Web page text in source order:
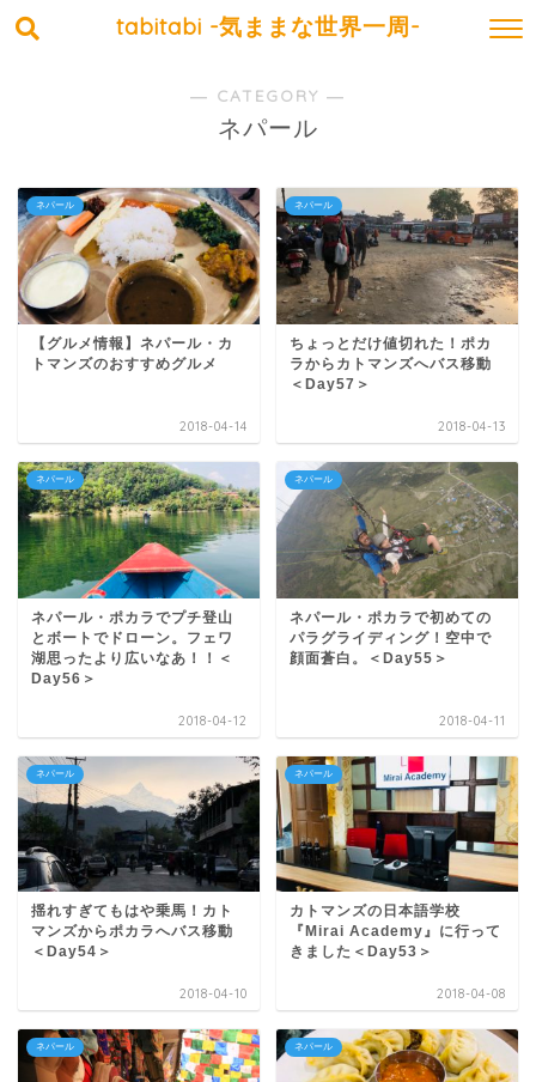
tabitabi -気ままな世界一周-
― CATEGORY ―
ネパール
ネパール
【グルメ情報】ネパール・カ
トマンズのおすすめグルメ
2018-04-14
ネパール
ちょっとだけ値切れた！ポカ
ラからカトマンズへバス移動
＜Day57＞
2018-04-13
ネパール
ネパール・ポカラでプチ登山
とボートでドローン。フェワ
湖思ったより広いなあ！！＜
Day56＞
2018-04-12
ネパール
ネパール・ポカラで初めての
パラグライディング！空中で
顔面蒼白。＜Day55＞
2018-04-11
ネパール
揺れすぎてもはや乗馬！カト
マンズからポカラへバス移動
＜Day54＞
2018-04-10
ネパール
カトマンズの日本語学校
『Mirai Academy』に行って
きました＜Day53＞
2018-04-08
ネパール ネパール